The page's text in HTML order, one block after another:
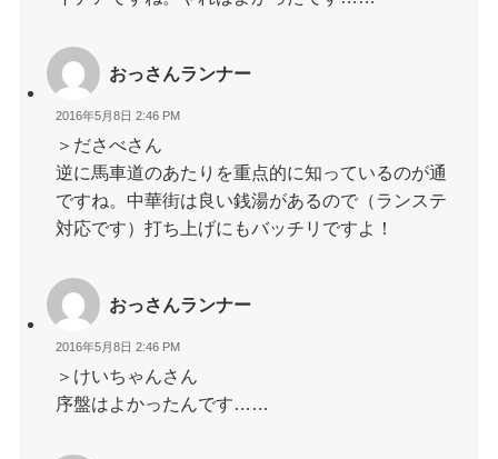
おっさんランナー
2016年5月8日 2:46 PM
＞ださべさん
逆に馬車道のあたりを重点的に知っているのが通
ですね。中華街は良い銭湯があるので（ランステ
対応です）打ち上げにもバッチリですよ！
おっさんランナー
2016年5月8日 2:46 PM
＞けいちゃんさん
序盤はよかったんです……